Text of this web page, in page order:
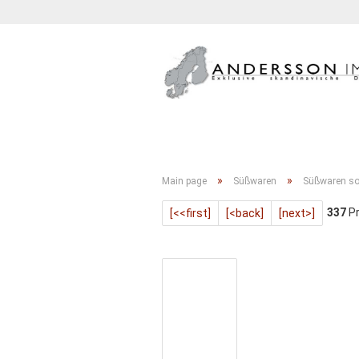
Main page » Süßwaren » Süßwaren
[<<first] [<back] [next>] 337